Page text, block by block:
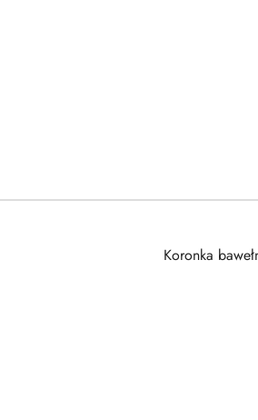
Koronka